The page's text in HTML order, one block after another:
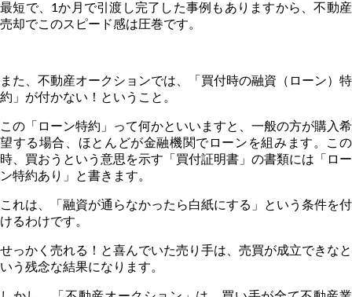
最短で、 1か月で引渡し完了した事例もありますから、不動産
売却でこのスピード感は圧巻です。
また、不動産オークションでは、「買付時の融資（ローン）特
約」が付かない！ということ。
この「ローン特約」って何かといいますと、一般の方が購入希
望する場合、ほとんどが金融機関でローンを組みます。この
時、買おうという意思を示す「買付証明書」の書類には「ロー
ン特約あり」と書きます。
これは、「融資が通らなかったら白紙にする」という条件を付
けるわけです。
せっかく売れる！と喜んでいた売り手は、売買が成立できなと
いう残念な結果になります。